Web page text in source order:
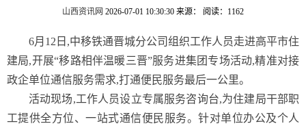
山西资讯网 2026-07-01 10:30:30 来源： 阅读：1162
6月12日,中移铁通晋城分公司组织工作人员走进高平市住
建局,开展“移路相伴温暖三晋”服务进集团专场活动,精准对接
政企单位通信服务需求,打通便民服务最后一公里。
活动现场,工作人员设立专属服务咨询台,为住建局干部职
工提供全方位、一站式通信便民服务。针对单位办公及个人